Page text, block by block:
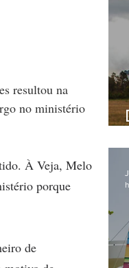
resultou na
no ministério
À Veja, Melo
porque
de